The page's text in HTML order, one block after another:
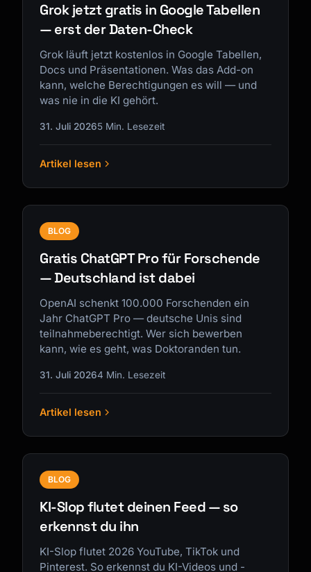
Grok jetzt gratis in Google Tabellen
— erst der Daten-Check
Grok läuft jetzt kostenlos in Google Tabellen,
Docs und Präsentationen. Was das Add-on
kann, welche Berechtigungen es will — und
was nie in die KI gehört.
31. Juli 20265 Min. Lesezeit
Artikel lesen
BLOG
Gratis ChatGPT Pro für Forschende
— Deutschland ist dabei
OpenAI schenkt 100.000 Forschenden ein
Jahr ChatGPT Pro — deutsche Unis sind
teilnahmeberechtigt. Wer sich bewerben
kann, wie es geht, was Doktoranden tun.
31. Juli 20264 Min. Lesezeit
Artikel lesen
BLOG
KI-Slop flutet deinen Feed — so
erkennst du ihn
KI-Slop flutet 2026 YouTube, TikTok und
Pinterest. So erkennst du KI-Videos und -